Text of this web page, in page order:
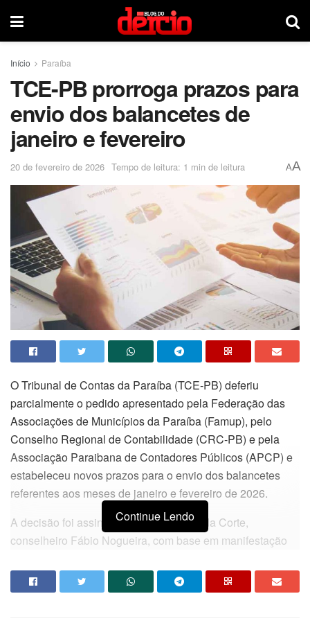
Início Paraíba
TCE-PB prorroga prazos para
envio dos balancetes de
janeiro e fevereiro
20 de fevereiro de 2026 Tempo de leitura: 1 min de leitura AA
O Tribunal de Contas da Paraíba (TCE-PB) deferiu
parcialmente o pedido apresentado pela Federação das
Associações de Municípios da Paraíba (Famup), pelo
Conselho Regional de Contabilidade (CRC-PB) e pela
Associação Paraibana de Contadores Públicos (APCP) e
estabeleceu novos prazos para o envio dos balancetes
referentes aos meses de janeiro e fevereiro de 2026.
A decisão foi assinada pelo presidente da Corte,
conselheiro Fábio Nogueira, com base em manifestação
Com a deliberação, o balancete de janeiro de 2026 poderá
Continue Lendo